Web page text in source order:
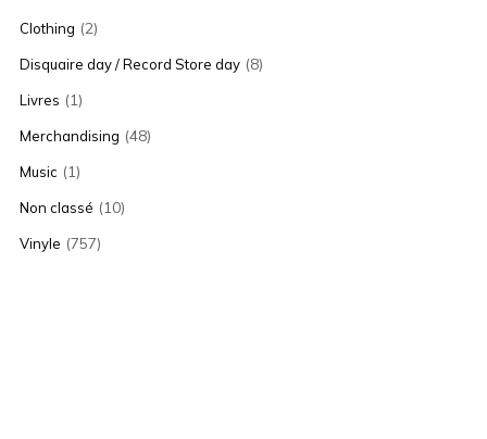
Clothing (2)
Disquaire day / Record Store day (8)
Livres (1)
Merchandising (48)
Music (1)
Non classé (10)
Vinyle (757)